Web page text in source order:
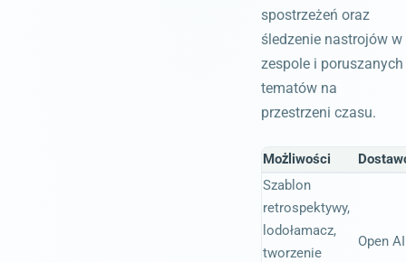
spostrzeżeń oraz
śledzenie nastrojów w
zespole i poruszanych
tematów na
przestrzeni czasu.
Możliwości
Szablon
retrospektywy,
lodołamacz,
tworzenie
Open AI